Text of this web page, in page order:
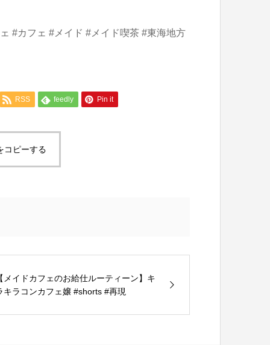
#カフェ #メイド #メイド喫茶 #東海地方
RSS feedly Pin it
コピーする
【メイドカフェのお給仕ルーティーン】キ
キラコンカフェ嬢 #shorts #再現